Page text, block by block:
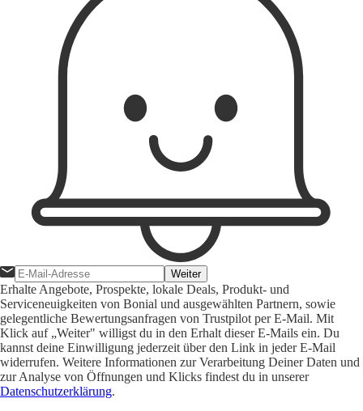
Weiter
Erhalte Angebote, Prospekte, lokale Deals, Produkt- und
Serviceneuigkeiten von Bonial und ausgewählten Partnern, sowie
gelegentliche Bewertungsanfragen von Trustpilot per E-Mail. Mit
Klick auf „Weiter" willigst du in den Erhalt dieser E-Mails ein. Du
kannst deine Einwilligung jederzeit über den Link in jeder E-Mail
widerrufen. Weitere Informationen zur Verarbeitung Deiner Daten und
zur Analyse von Öffnungen und Klicks findest du in unserer
Datenschutzerklärung.